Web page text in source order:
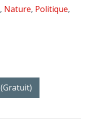
, Nature, Politique,
(gratuit)